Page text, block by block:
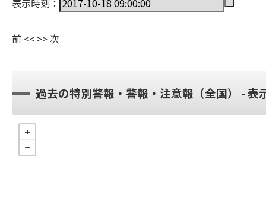
前 << >>次
過去の特別警報・警報・注意報（全国） - 表